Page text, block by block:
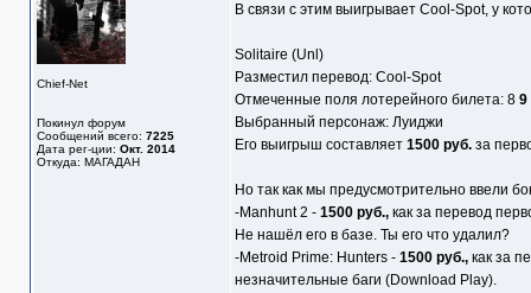
Chief-Net
Покинул форум
Сообщений всего: 7225
Дата рег-ции: Окт. 2014
Откуда: МАГАДАН
В связи с этим выигрывает Cool-Spot, у
Solitaire (Unl)
Разместил перевод: Cool-Spot
Отмеченные поля лотерейного билета: 8 9
Выбранный персонаж: Луиджи
Его выигрыш составляет 1500 руб.за
Но так как мы предусмотрительно ввели
-Manhunt 2 - 1500 руб.,как за перевод
Не нашёл его в базе. Ты его что удалил?
-Metroid Prime: Hunters - 1500 руб.,как за
незначительные баги (Download Play).